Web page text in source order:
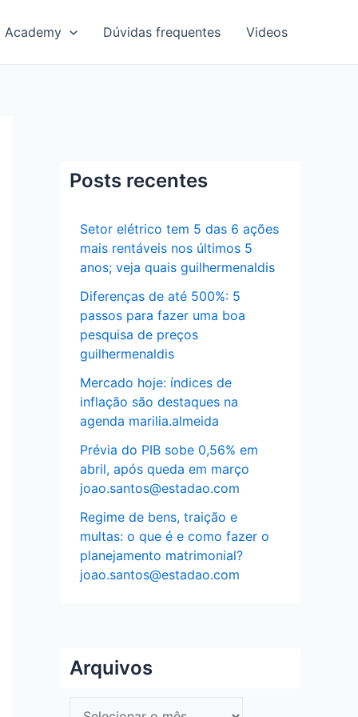
Academy Dúvidas frequentes Videos
Posts recentes
Setor elétrico tem 5 das 6 ações
mais rentáveis nos últimos 5
anos; veja quais guilhermenaldis
Diferenças de até 500%: 5
passos para fazer uma boa
pesquisa de preços
guilhermenaldis
Mercado hoje: índices de
inflação são destaques na
agenda marilia.almeida
Prévia do PIB sobe 0,56% em
abril, após queda em março
joao.santos@estadao.com
Regime de bens, traição e
multas: o que é e como fazer o
planejamento matrimonial?
joao.santos@estadao.com
Arquivos